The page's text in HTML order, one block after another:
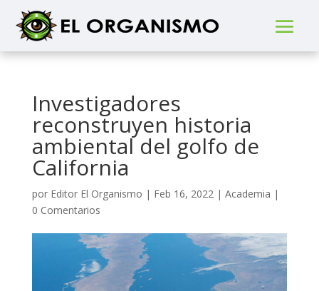
Investigadores
reconstruyen historia
ambiental del golfo de
California
por Editor El Organismo | Feb 16, 2022| Academia |
0 Comentarios